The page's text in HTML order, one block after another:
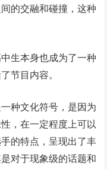
的交融和碰撞，这种
生本身也成为了一种
节目内容。
种文化符号，是因为
，在一定程度上可以
的特点，呈现出了丰
对于现象级的话题和